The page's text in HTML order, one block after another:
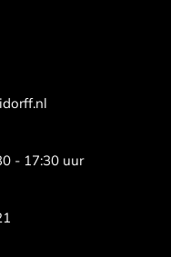
- 17:30 uur